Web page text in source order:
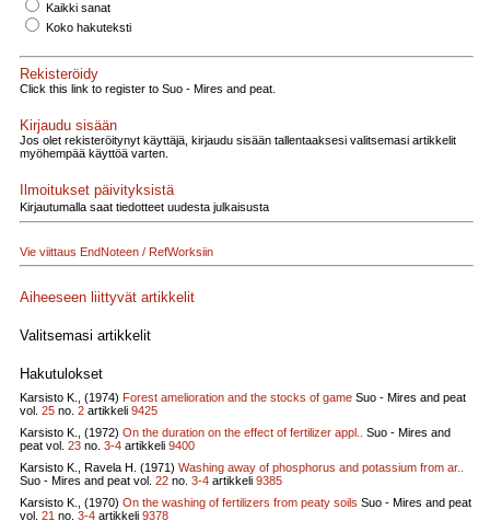
Kaikki sanat
Koko hakuteksti
Rekisteröidy
Click this link to register to Suo - Mires and peat.
Kirjaudu sisään
Jos olet rekisteröitynyt käyttäjä, kirjaudu sisään tallentaaksesi valitsemasi artikkelit
myöhempää käyttöä varten.
Ilmoitukset päivityksistä
Kirjautumalla saat tiedotteet uudesta julkaisusta
Vie viittaus EndNoteen / RefWorksiin
Aiheeseen liittyvät artikkelit
Valitsemasi artikkelit
Hakutulokset
Karsisto K., (1974) Forest amelioration and the stocks of game Suo - Mires and peat
vol. 25 no. 2 artikkeli 9425
Karsisto K., (1972) On the duration on the effect of fertilizer appl..
Suo - Mires and
peat vol. 23 no. 3-4 artikkeli 9400
Karsisto K., Ravela H. (1971) Washing away of phosphorus and potassium from ar..
Suo - Mires and peat vol. 22 no. 3-4 artikkeli 9385
Karsisto K., (1970) On the washing of fertilizers from peaty soils Suo - Mires and peat
vol. 21 no. 3-4 artikkeli 9378